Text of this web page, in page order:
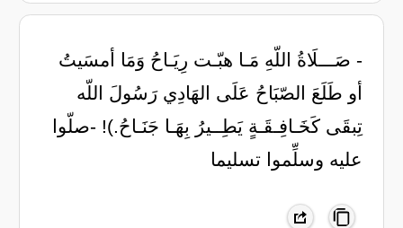
- صَـــلَاةُ اللّهِ مَـا هبّـت رِيَـاحُ وَمَا أمسَيتُ
أو طَلَعَ الصّبَاحُ عَلَى الهَادِي رَسُولَ اللّه
تِبقَى كَخَـافِـقَـةٍ يَطِــيرُ بِهَـا جَنَـاحُ.)! -صلّوا
عليه وسلِّموا تسليما